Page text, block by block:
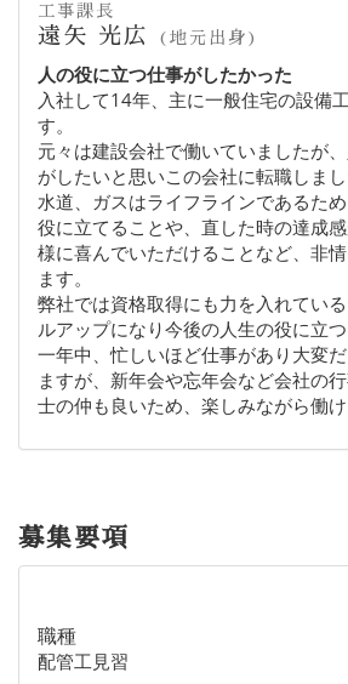
工事課長
遠矢 光広 (地元出身)
人の役に立つ仕事がしたかった
入社して14年、主に一般住宅の設備
す。
元々は建設会社で働いていましたが
がしたいと思いこの会社に転職しまし
水道、ガスはライフラインであるた
役に立てることや、直した時の達成
様に喜んでいただけることなど、非
ます。
弊社では資格取得にも力を入れてい
ルアップになり今後の人生の役に立つ
一年中、忙しいほど仕事があり大変
ますが、新年会や忘年会など会社の
士の仲も良いため、楽しみながら働け
募集要項
職種
配管工見習